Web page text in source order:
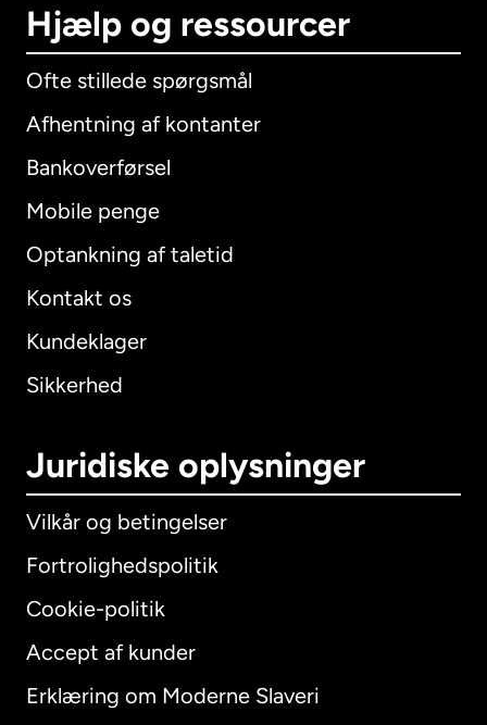
Hjælp og ressourcer
Ofte stillede spørgsmål
Afhentning af kontanter
Bankoverførsel
Mobile penge
Optankning af taletid
Kontakt os
Kundeklager
Sikkerhed
Juridiske oplysninger
Vilkår og betingelser
Fortrolighedspolitik
Cookie-politik
Accept af kunder
Erklæring om Moderne Slaveri
International English